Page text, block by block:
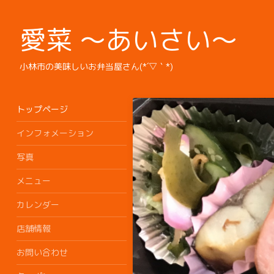
愛菜 ～あいさい～
小林市の美味しいお弁当屋さん(*´▽｀*)
トップページ
インフォメーション
写真
メニュー
カレンダー
店舗情報
お問い合わせ